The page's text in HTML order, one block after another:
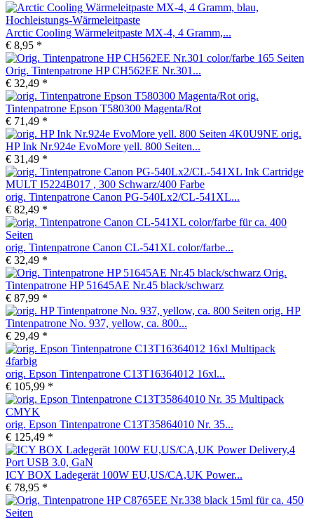
Arctic Cooling Wärmeleitpaste MX-4, 4 Gramm,...
€ 8,95 *
Orig. Tintenpatrone HP CH562EE Nr.301...
€ 32,49 *
orig.
Tintenpatrone Epson T580300 Magenta/Rot
€ 71,49 *
orig.
HP Ink Nr.924e EvoMore yell. 800 Seiten...
€ 31,49 *
orig. Tintenpatrone Canon PG-540Lx2/CL-541XL...
€ 82,49 *
orig. Tintenpatrone Canon CL-541XL color/farbe...
€ 32,49 *
Orig.
Tintenpatrone HP 51645AE Nr.45 black/schwarz
€ 87,99 *
orig. HP
Tintenpatrone No. 937, yellow, ca. 800...
€ 29,49 *
orig. Epson Tintenpatrone C13T16364012 16xl...
€ 105,99 *
orig. Epson Tintenpatrone C13T35864010 Nr. 35...
€ 125,49 *
ICY BOX Ladegerät 100W EU,US/CA,UK Power...
€ 78,95 *